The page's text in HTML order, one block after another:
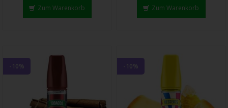
Zum Warenkorb
Zum Warenkorb
-10% -10%